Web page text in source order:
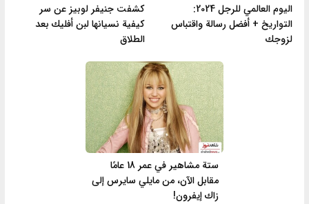
اليوم العالمي للرجل 2024:
التواريخ + أفضل رسالة واقتباس
لزوجك
كشفت جنيفر لوبيز عن سر
كيفية نسيانها لبن أفليك بعد
الطلاق
ستة مشاهير في عمر 18 عامًا
مقابل الآن، من مايلي سايرس إلى
زاك إيفرون!